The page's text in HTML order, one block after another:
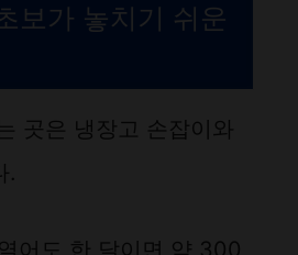
보가 놓치기 쉬운
곳은 냉장고 손잡이와
.
어도 한 달이면 약 300